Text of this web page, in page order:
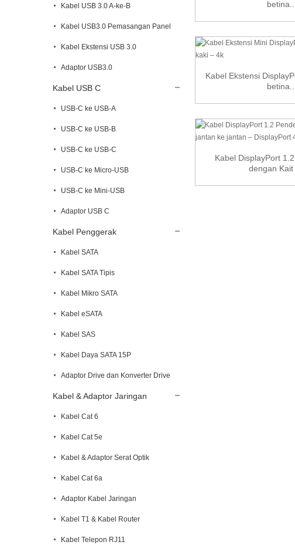
Kabel USB 3.0 A-ke-B
Kabel USB3.0 Pemasangan Panel
Kabel Ekstensi USB 3.0
Adaptor USB3.0
Kabel USB C
USB-C ke USB-A
USB-C ke USB-B
USB-C ke USB-C
USB-C ke Micro-USB
USB-C ke Mini-USB
Adaptor USB C
Kabel Penggerak
Kabel SATA
Kabel SATA Tipis
Kabel Mikro SATA
Kabel eSATA
Kabel SAS
Kabel Daya SATA 15P
Adaptor Drive dan Konverter Drive
Kabel & Adaptor Jaringan
Kabel Cat 6
Kabel Cat 5e
Kabel & Adaptor Serat Optik
Kabel Cat 6a
Adaptor Kabel Jaringan
Kabel T1 & Kabel Router
Kabel Telepon RJ11
betina...
Kabel Ekstensi
betina...
Kabel DisplayPort
dengan Kait